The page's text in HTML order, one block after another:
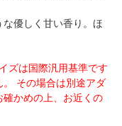
な優しく甘い香り。ほ
ズは国際汎用基準です
その場合は別途アダ
かめの上、お近くの